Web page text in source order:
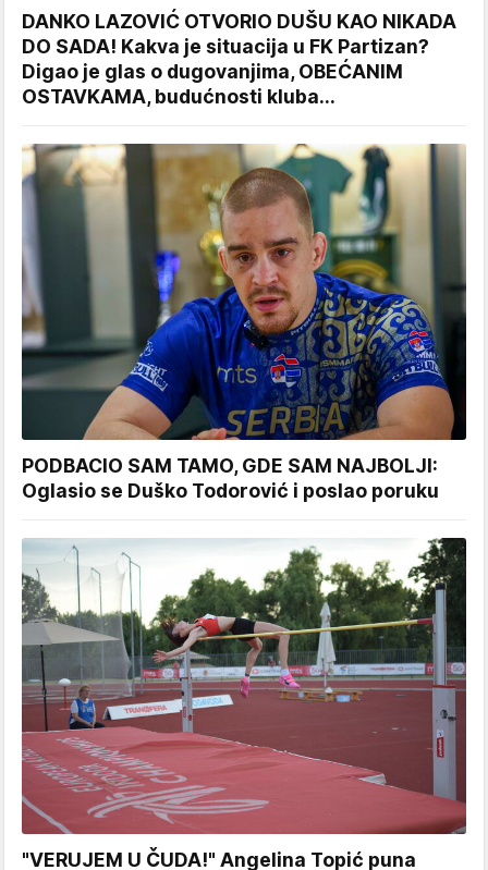
DANKO LAZOVIĆ OTVORIO DUŠU KAO NIKADA
DO SADA! Kakva je situacija u FK Partizan?
Digao je glas o dugovanjima, OBEĆANIM
OSTAVKAMA, budućnosti kluba...
PODBACIO SAM TAMO, GDE SAM NAJBOLJI:
Oglasio se Duško Todorović i poslao poruku
"VERUJEM U ČUDA!" Angelina Topić puna